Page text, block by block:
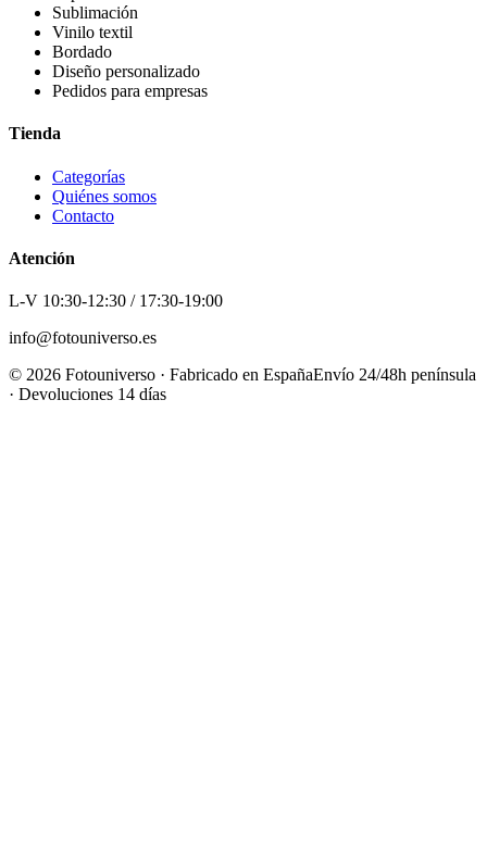
Sublimación
Vinilo textil
Bordado
Diseño personalizado
Pedidos para empresas
Tienda
Categorías
Quiénes somos
Contacto
Atención
L-V 10:30-12:30 / 17:30-19:00
info@fotouniverso.es
© 2026 Fotouniverso · Fabricado en EspañaEnvío 24/48h península
· Devoluciones 14 días